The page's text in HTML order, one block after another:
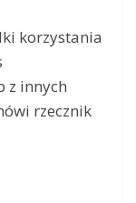
korzystania
z innych
rzecznik